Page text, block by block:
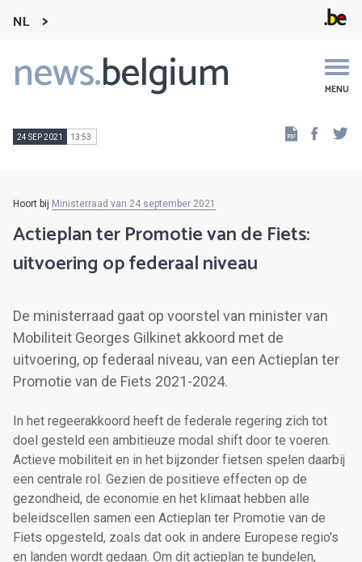
NL
news.belgium MENU
Main
navigation
24 SEP 2021 13:53
Hoort bij Ministerraad van 24 september 2021
Actieplan ter Promotie van de Fiets:
uitvoering op federaal niveau
De ministerraad gaat op voorstel van minister van
Mobiliteit Georges Gilkinet akkoord met de
uitvoering, op federaal niveau, van een Actieplan ter
Promotie van de Fiets 2021-2024.
In het regeerakkoord heeft de federale regering zich tot
doel gesteld een ambitieuze modal shift door te voeren.
Actieve mobiliteit en in het bijzonder fietsen spelen daarbij
een centrale rol. Gezien de positieve effecten op de
gezondheid, de economie en het klimaat hebben alle
beleidscellen samen een Actieplan ter Promotie van de
Fiets opgesteld, zoals dat ook in andere Europese regio's
en landen wordt gedaan. Om dit actieplan te bundelen,